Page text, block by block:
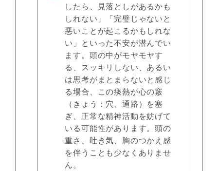
したら、見落としがあるかも
しれない」「完璧じゃないと
悪いことが起こるかもしれな
い」といった不安が潜んでい
ます。頭の中がモヤモヤす
る、スッキリしない、あるい
は思考がまとまらないと感じ
る場合、この痰熱が心の竅
（きょう：穴、通路）を塞
ぎ、正常な精神活動を妨げて
いる可能性があります。頭の
重さ、吐き気、胸のつかえ感
を伴うことも少なくありませ
ん。